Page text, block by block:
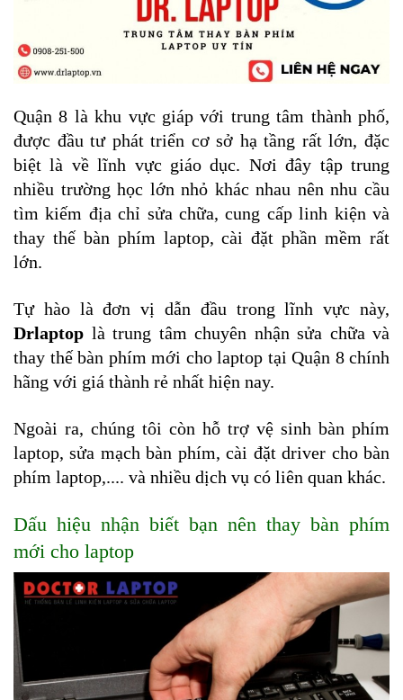
Quận 8 là khu vực giáp với trung tâm thành phố,
được đầu tư phát triển cơ sở hạ tầng rất lớn, đặc
biệt là về lĩnh vực giáo dục. Nơi đây tập trung
nhiều trường học lớn nhỏ khác nhau nên nhu cầu
tìm kiếm địa chỉ sửa chữa, cung cấp linh kiện và
thay thế bàn phím laptop, cài đặt phần mềm rất
lớn.
Tự hào là đơn vị dẫn đầu trong lĩnh vực này,
Drlaptop là trung tâm chuyên nhận sửa chữa và
thay thế bàn phím mới cho laptop tại Quận 8 chính
hãng với giá thành rẻ nhất hiện nay.
Ngoài ra, chúng tôi còn hỗ trợ vệ sinh bàn phím
laptop, sửa mạch bàn phím, cài đặt driver cho bàn
phím laptop,.... và nhiều dịch vụ có liên quan khác.
Dấu hiệu nhận biết bạn nên thay bàn phím
mới cho laptop